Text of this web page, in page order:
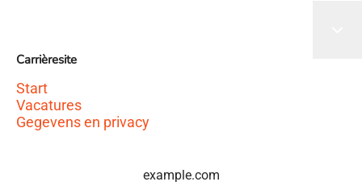
Carrièresite
Start
Vacatures
Gegevens en privacy
example.com